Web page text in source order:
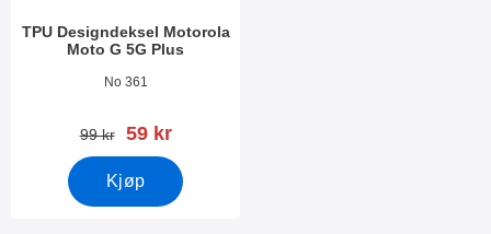
TPU Designdeksel Motorola
Moto G 5G Plus
Varenummer 37302
No 361
gammel pris
99 kr ny pris
59 kr
Kjøp